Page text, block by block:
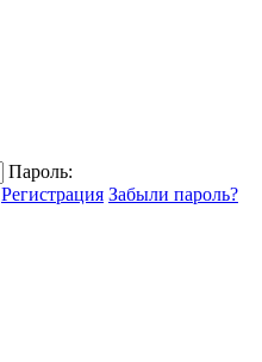
Пароль:
Регистрация Забыли пароль?